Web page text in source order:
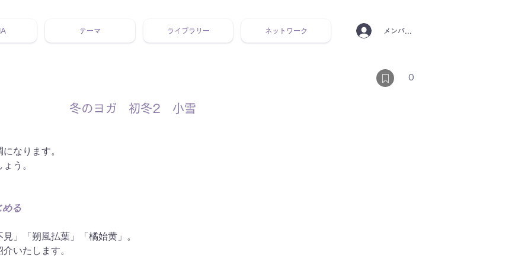
テーマ ライブラリー ネットワーク メンバーログイン
0
冬のヨガ 初冬2 小雪
なります。
う。
める
」「朔風払葉」「橘始黄」。
いたします。